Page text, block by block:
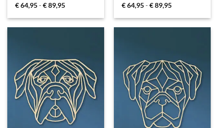
Gewaardeerd
€64,95-€89,95Prijsklasse:
tot
Gewaardeerd
€64,95-€89,95Prijsklasse:
tot